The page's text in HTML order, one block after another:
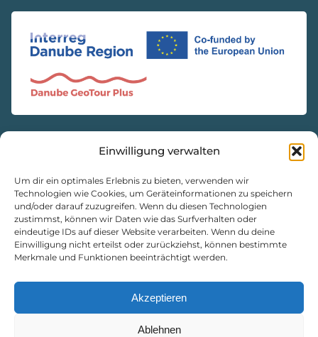
Einwilligung verwalten
Um dir ein optimales Erlebnis zu bieten, verwenden wir
Technologien wie Cookies, um Geräteinformationen zu speichern
und/oder darauf zuzugreifen. Wenn du diesen Technologien
zustimmst, können wir Daten wie das Surfverhalten oder
eindeutige IDs auf dieser Website verarbeiten. Wenn du deine
Einwilligung nicht erteilst oder zurückziehst, können bestimmte
Merkmale und Funktionen beeinträchtigt werden.
Akzeptieren
Ablehnen
Natur- und Geopark Steirische Eisenwurzen GmbH
8933 St. Gallen, Markt 35
+43 3632 7714
naturpark@eisenwurzen.com
www.eisenwurzen.com
Datenschutz |Cookie-Richtlinie